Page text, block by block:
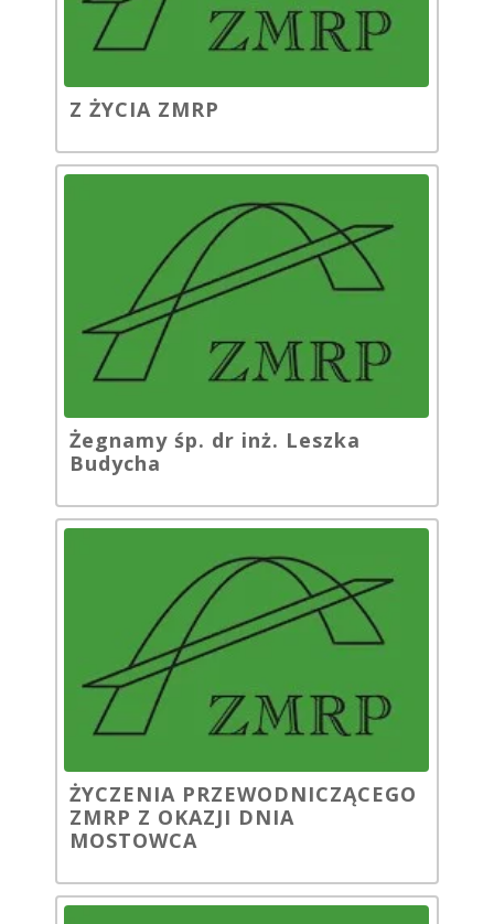
Z ŻYCIA ZMRP
Żegnamy śp. dr inż. Leszka
Budycha
ŻYCZENIA PRZEWODNICZĄCEGO
ZMRP Z OKAZJI DNIA
MOSTOWCA